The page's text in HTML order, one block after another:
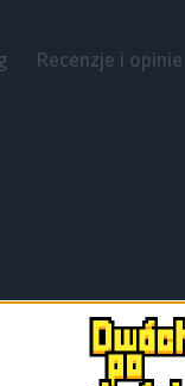
Recenzje i opinie